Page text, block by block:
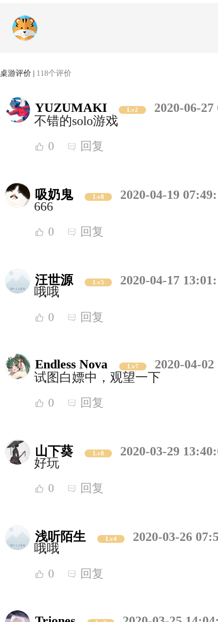
桌游评价 | 118个评价
YUZUMAKI Lv2
2020-06-
不错的solo游戏
0 回复
吸奶鬼 Lv8
2020-04-19
666
0 回复
汪世源 Lv5
2020-04-17
哦哦
0 回复
Endless Nova Lv7
2020-04-
试图白嫖中，观望一下
0 回复
山下葵 Lv8
2020-03-29
好玩
0 回复
浅听陌生 Lv4
2020-03-26
哦哦
0 回复